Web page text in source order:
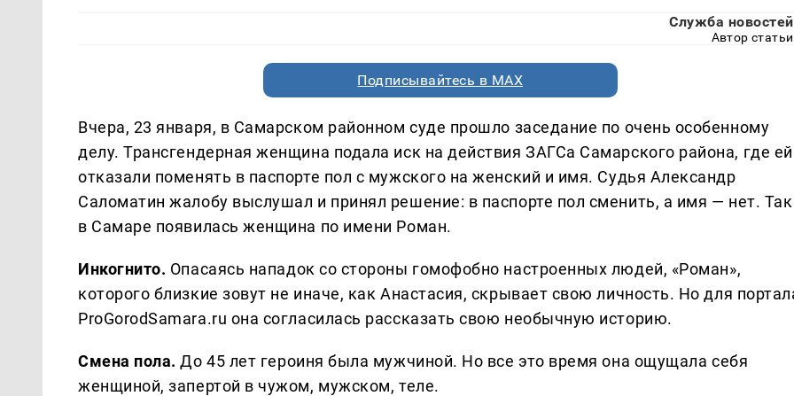
Служба новостей
Автор статьи
Подписывайтесь в MAX
Вчера, 23 января, в Самарском районном суде прошло заседание по очень особенному
делу. Трансгендерная женщина подала иск на действия ЗАГСа Самарского района, где ей
отказали поменять в паспорте пол с мужского на женский и имя. Судья Александр
Саломатин жалобу выслушал и принял решение: в паспорте пол сменить, а имя — нет. Так
в Самаре появилась женщина по имени Роман.
Инкогнито. Опасаясь нападок со стороны гомофобно настроенных людей, «Роман»,
которого близкие зовут не иначе, как Анастасия, скрывает свою личность. Но для
ProGorodSamara.ru она согласилась рассказать свою необычную историю.
Смена пола.До 45 лет героиня была мужчиной. Но все это время она ощущала себя
женщиной, запертой в чужом, мужском, теле.